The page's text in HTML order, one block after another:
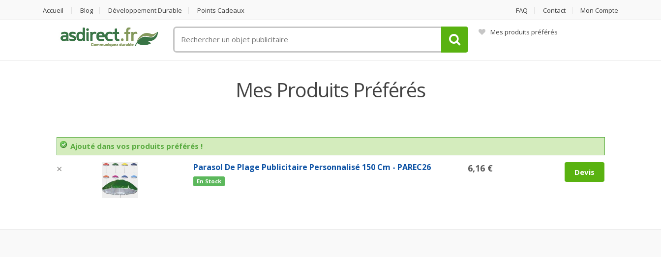
Accueil Blog Développement Durable Points Cadeaux FAQ Contact Mon Compte
un
objet
publicitaire
Mes produits préférés
Mes Produits Préférés
Ajouté dans vos produits préférés !
× Parasol De Plage Publicitaire Personnalisé 150 Cm - PAREC26
En Stock
6,16 € Devis